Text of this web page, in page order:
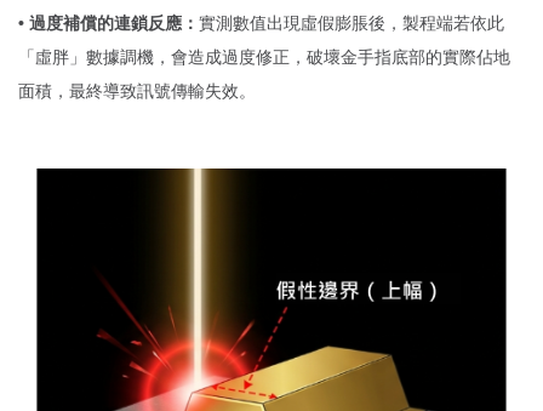
• 過度補償的連鎖反應： 實測數值出現虛假膨脹後，製程端若依此
「虛胖」數據調機，會造成過度修正，破壞金手指底部的實際佔地
面積，最終導致訊號傳輸失效。